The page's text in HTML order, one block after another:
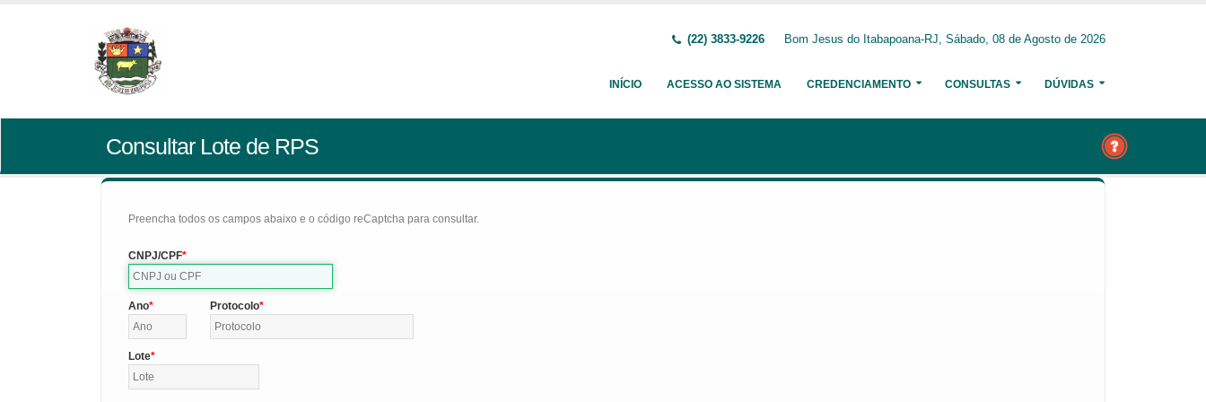
(22) 3833-9226 Bom Jesus do Itabapoana-RJ, Sábado, 08 de Agosto de 2026
INÍCIO ACESSO AO SISTEMA CREDENCIAMENTO CONSULTAS DÚVIDAS
Consultar Lote de RPS
Preencha todos os campos abaixo e o código reCaptcha para consultar.
CNPJ/CPF
Ano Protocolo
Lote